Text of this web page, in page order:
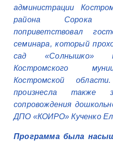
администрации
района Сорока
поприветствовал
семинара, который
сад «Солнышко»
Костромского
Костромской
произнесла также
сопровождения
ДПО «КОИРО» Кученко
Программа была